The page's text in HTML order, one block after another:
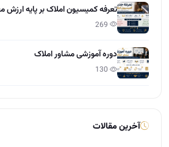
تعرفه کمیسیون املاک بر پایه
دوره آموزشی مشاور املاک
آخرین مقالات